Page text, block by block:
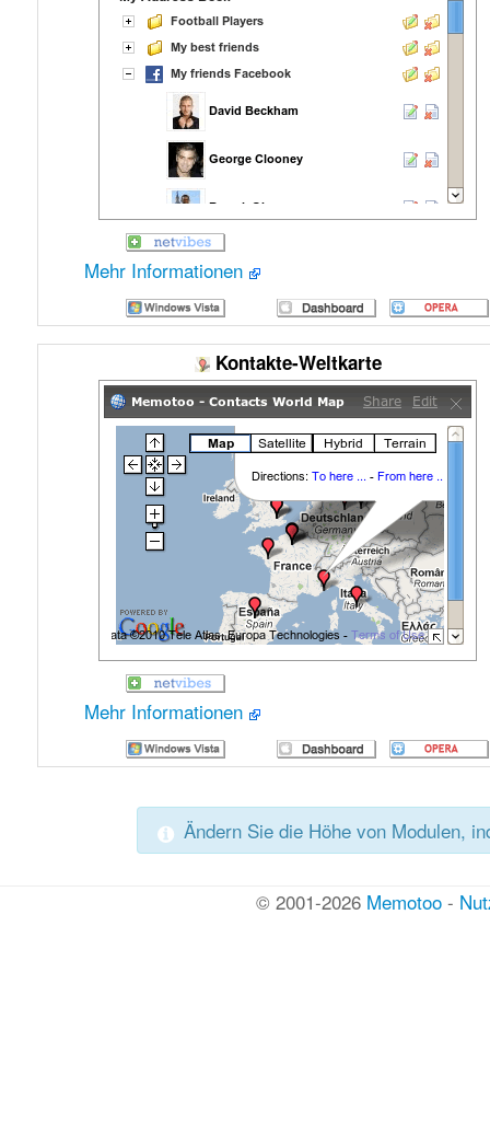
Mehr Informationen
Kontakte-Weltkarte
Mehr Informationen
Ändern Sie die Höhe von Modulen,
© 2001-2026 Memotoo -